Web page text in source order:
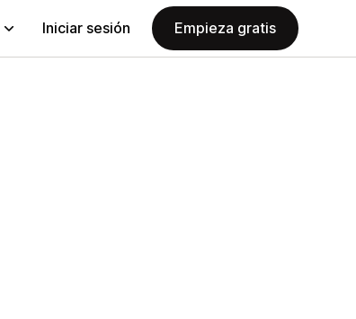
Iniciar sesión Empieza gratis